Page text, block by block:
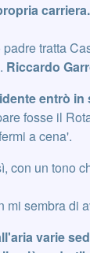
carriera.
tratta
Riccardo
entrò in
fosse il
a cena'.
con un tono
mi sembra di
varie